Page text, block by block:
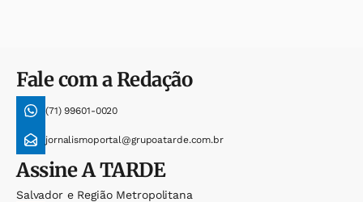
Fale com a Redação
(71) 99601-0020
jornalismoportal@grupoatarde.com.br
AssineA TARDE
Salvador e Região Metropolitana